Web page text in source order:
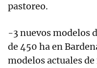
pastoreo.
-3 nuevos modelos
de 450 ha en
modelos actuales